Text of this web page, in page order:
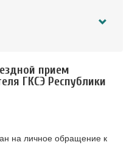
прием
ГКСЭ Республики
на личное обращение к